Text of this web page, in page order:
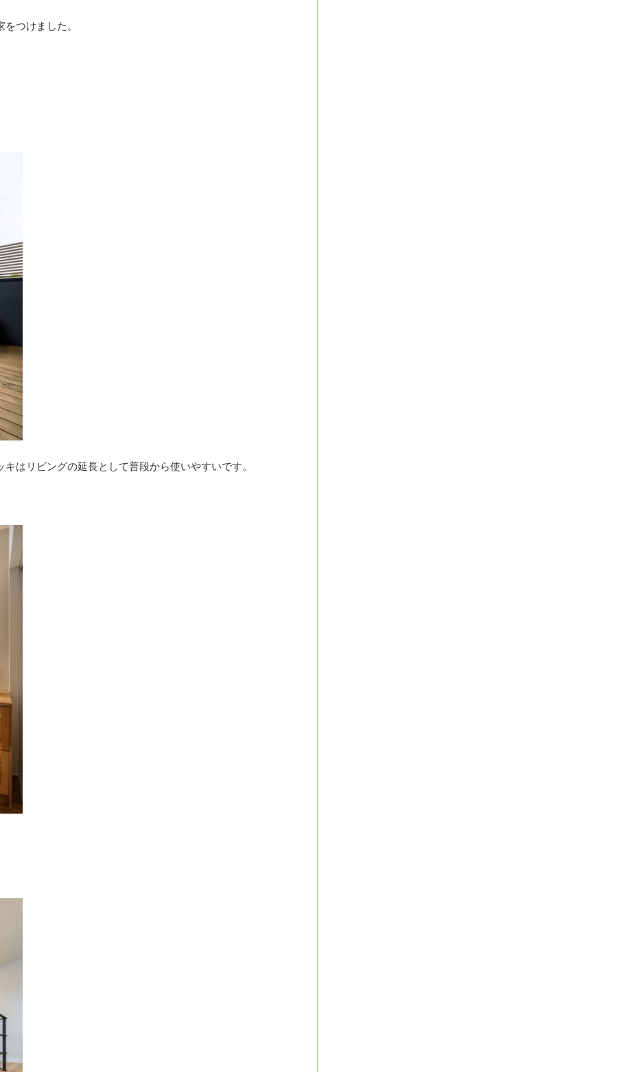
つけました。
はリビングの延長として普段から使いやすいです。